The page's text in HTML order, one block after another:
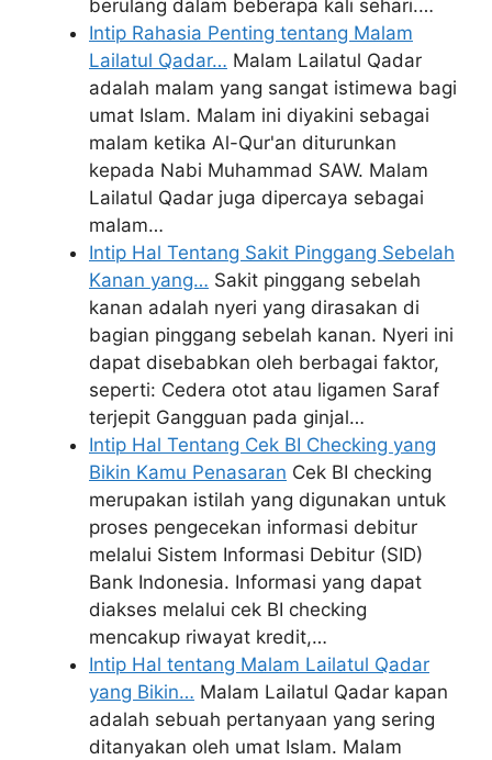
berulang dalam beberapa kali sehari.…
Intip Rahasia Penting tentang Malam
Lailatul Qadar… Malam Lailatul Qadar
adalah malam yang sangat istimewa bagi
umat Islam. Malam ini diyakini sebagai
malam ketika Al-Qur'an diturunkan
kepada Nabi Muhammad SAW. Malam
Lailatul Qadar juga dipercaya sebagai
malam…
Intip Hal Tentang Sakit Pinggang Sebelah
Kanan yang… Sakit pinggang sebelah
kanan adalah nyeri yang dirasakan di
bagian pinggang sebelah kanan. Nyeri ini
dapat disebabkan oleh berbagai faktor,
seperti: Cedera otot atau ligamen Saraf
terjepit Gangguan pada ginjal…
Intip Hal Tentang Cek BI Checking yang
Bikin Kamu Penasaran Cek BI checking
merupakan istilah yang digunakan untuk
proses pengecekan informasi debitur
melalui Sistem Informasi Debitur (SID)
Bank Indonesia. Informasi yang dapat
diakses melalui cek BI checking
mencakup riwayat kredit,…
Intip Hal tentang Malam Lailatul Qadar
yang Bikin… Malam Lailatul Qadar kapan
adalah sebuah pertanyaan yang sering
ditanyakan oleh umat Islam. Malam